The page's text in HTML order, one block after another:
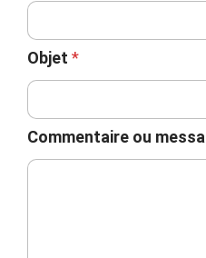
Objet *
Commentaire ou